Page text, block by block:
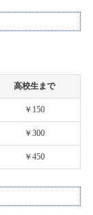
催！
モデル～」開
高校生まで
￥150
￥300
￥450